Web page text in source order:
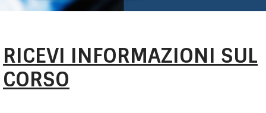
RICEVI INFORMAZIONI SUL
CORSO